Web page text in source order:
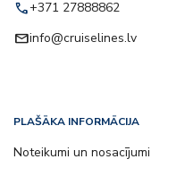
call+371 27888862
emailinfo@cruiselines.lv
PLAŠĀKA INFORMĀCIJA
Noteikumi un nosacījumi